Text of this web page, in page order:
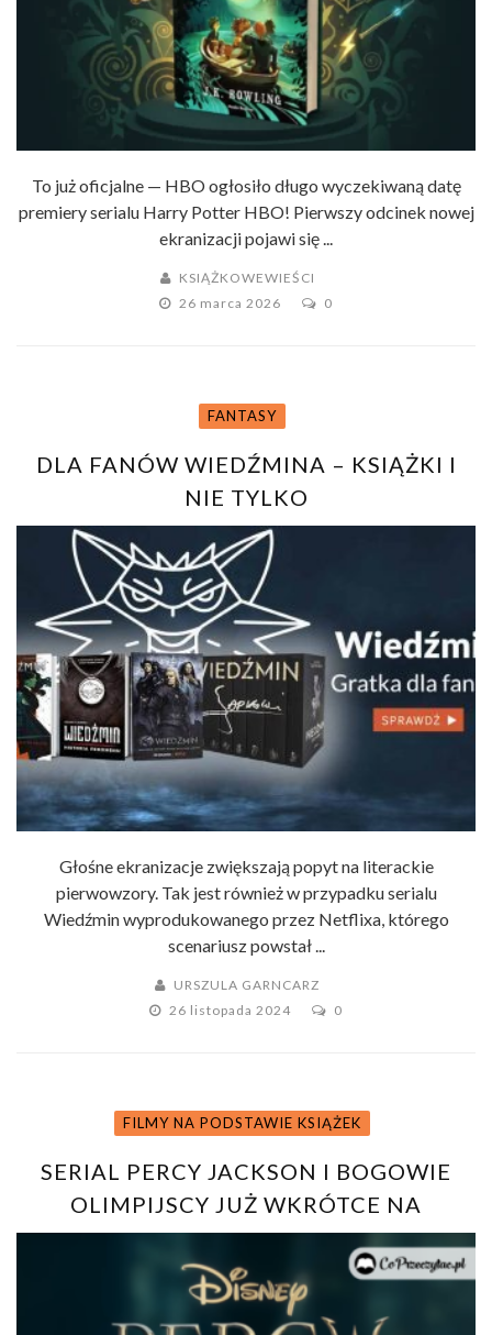
To już oficjalne — HBO ogłosiło długo wyczekiwaną datę
premiery serialu Harry Potter HBO! Pierwszy odcinek nowej
ekranizacji pojawi się ...
KSIĄŻKOWEWIEŚCI
26 marca 2026
0
FANTASY
DLA FANÓW WIEDŹMINA – KSIĄŻKI I
NIE TYLKO
Głośne ekranizacje zwiększają popyt na literackie
pierwowzory. Tak jest również w przypadku serialu
Wiedźmin wyprodukowanego przez Netflixa, którego
scenariusz powstał ...
URSZULA GARNCARZ
26 listopada 2024
0
FILMY NA PODSTAWIE KSIĄŻEK
SERIAL PERCY JACKSON I BOGOWIE
OLIMPIJSCY JUŻ WKRÓTCE NA
PLATFORMIE DISNEY+. ZOBACZ
ZWIASTUN!